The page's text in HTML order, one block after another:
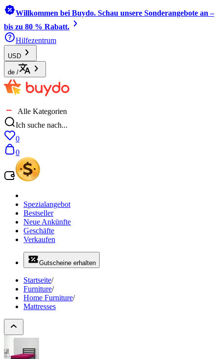
Willkommen bei Buydo. Schau unsere Sonderangebote an –
bis zu 80 % Rabatt.
Hilfezentrum
USD
de /
Alle Kategorien
Ich suche nach...
0
0
Spezialangebot
Bestseller
Neue Ankünfte
Geschäfte
Verkaufen
Gutscheine erhalten
Startseite/
Furniture/
Home Furniture/
Mattresses